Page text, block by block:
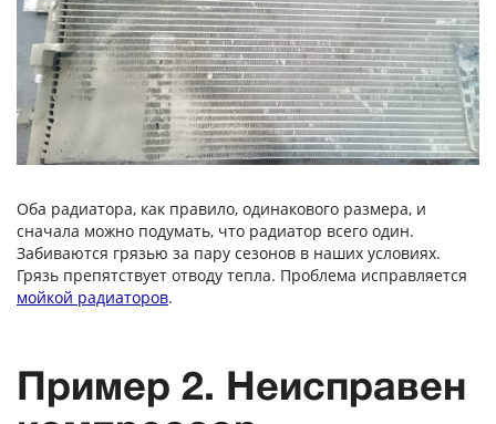
Оба радиатора, как правило, одинакового размера, и
сначала можно подумать, что радиатор всего один.
Забиваются грязью за пару сезонов в наших условиях.
Грязь препятствует отводу тепла. Проблема исправляется
мойкой радиаторов.
Пример 2. Неисправен